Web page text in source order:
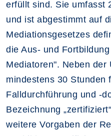
erfüllt sind. Sie umfasst
und ist abgestimmt auf
Mediationsgesetzes
die Aus- und
Mediatoren". Neben der
mindestens 30 Stunden
Falldurchführung und -
Bezeichnung
weitere Vorgaben der